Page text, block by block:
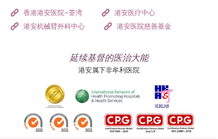
香港港安医院–荃湾
港安医疗中心
港安机械臂外科中心
港安医院慈善基金
延续基督的医治大能
港安属下非牟利医院